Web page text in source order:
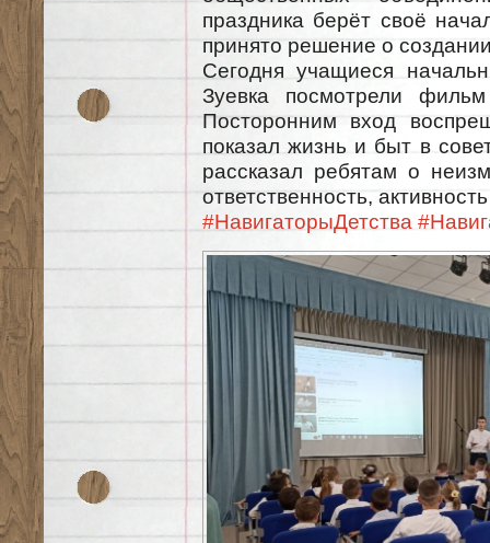
праздника берёт своё
принято решение о
Сегодня учащиеся
Зуевка посмотрели
Посторонним вход
показал жизнь и быт в
рассказал ребятам о
ответственность,
#НавигаторыДетства